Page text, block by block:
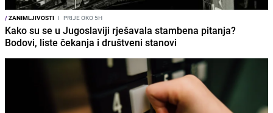
/ZANIMLJIVOSTI I PRIJE OKO 5H
Kako su se u Jugoslaviji rješavala stambena pitanja?
Bodovi, liste čekanja i društveni stanovi